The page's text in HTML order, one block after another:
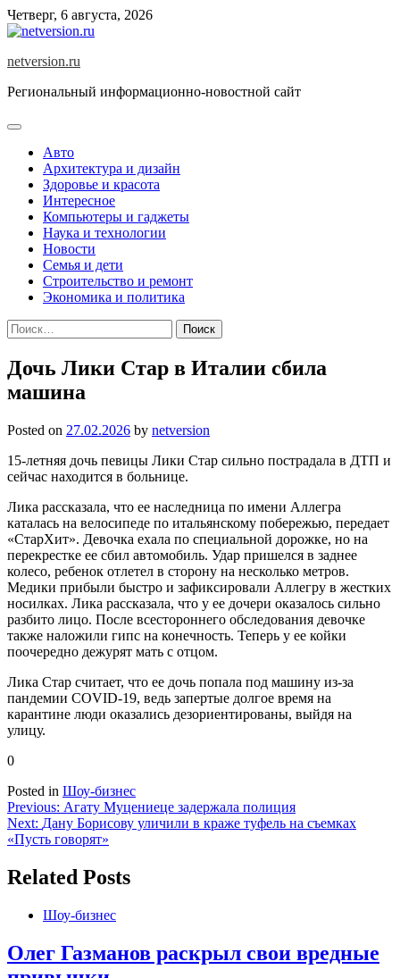
Skip
to
Четверг, 6 августа, 2026
netversion.ru
Региональный информационно-новостной сайт
Авто
Архитектура и дизайн
Здоровье и красота
Интересное
Компьютеры и гаджеты
Наука и технологии
Новости
Семья и дети
Строительство и ремонт
Экономика и политика
Найти:
Дочь Лики Стар в Италии сбила
машина
Posted on 27.02.2026 by netversion
15-летняя дочь певицы Лики Стар сильно пострадала в ДТП и
сейчас находится в больнице.
Лика рассказала, что ее наследница по имени Аллегра
каталась на велосипеде по итальянскому побережью, передает
«СтарХит». Девочка ехала по специальной дорожке, но на
перекрестке ее сбил автомобиль. Удар пришелся в заднее
колесо, ребенок отлетел в сторону на несколько метров.
Медики прибыли быстро и зафиксировали Аллегру в жестких
носилках. Лика рассказала, что у ее дочери оказалось сильно
разбито лицо. После всестороннего обследования девочке
также наложили гипс на конечность. Теперь у ее койки
поочередно дежурят мать с отцом.
Лика Стар считает, что ее дочь попала под машину из-за
пандемии COVID-19, ведь запертые долгое время на
карантине люди оказались дезориентированы, выйдя на
улицу.
0
Posted in Шоу-бизнес
Навигация
по
Previous: Агату Муцениеце задержала полиция
Next: Дану Борисову уличили в краже туфель на съемках
«Пусть говорят»
Related Posts
Шоу-бизнес
Олег Газманов раскрыл свои вредные